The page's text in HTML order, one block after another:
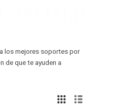
los mejores soportes por
de que te ayuden a